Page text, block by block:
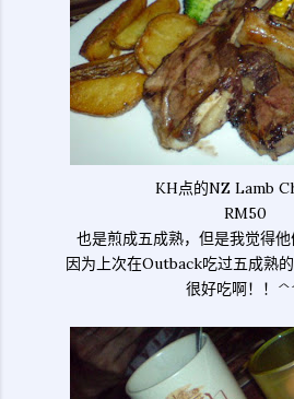
KH点的NZ Lamb
RM50
也是煎成五成熟，但是我觉得他
因为上次在Outback吃过五成熟
很好吃啊！！